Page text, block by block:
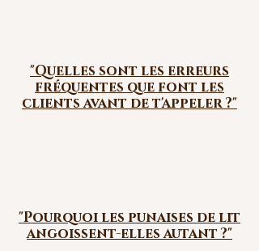
"Quelles sont les erreurs
fréquentes que font les
clients avant de t'appeler ?"
"Pourquoi les punaises de lit
angoissent-elles autant ?"